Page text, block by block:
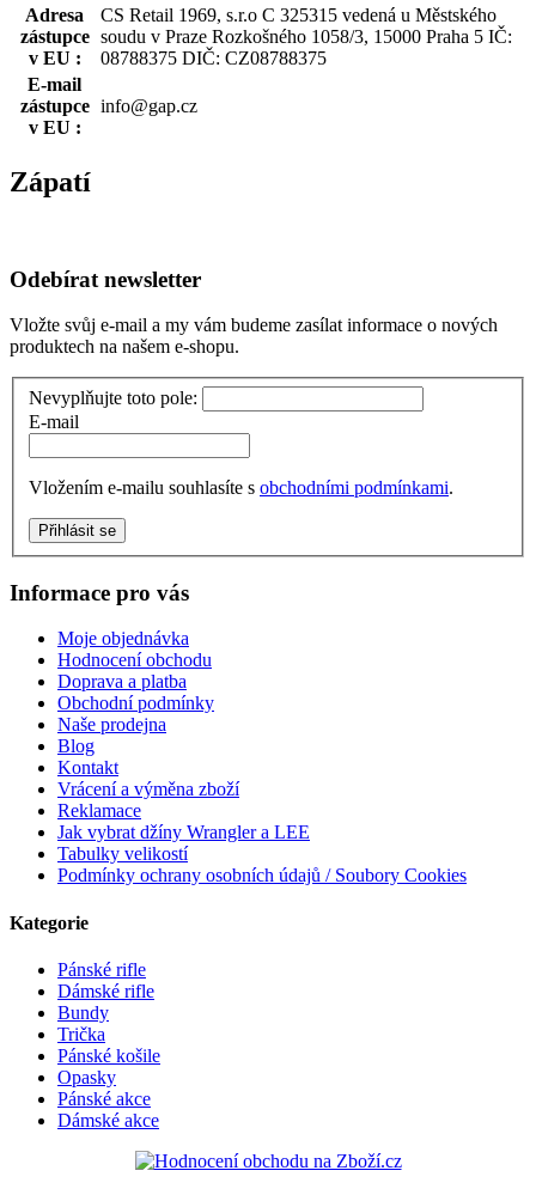
Adresa
zástupce
v EU :
CS Retail 1969, s.r.o C 325315 vedená u Městského
soudu v Praze Rozkošného 1058/3, 15000 Praha 5 IČ:
08788375 DIČ: CZ08788375
E-mail
zástupce
v EU :
info@gap.cz
Zápatí
Odebírat newsletter
Vložte svůj e-mail a my vám budeme zasílat informace o nových
produktech na našem e-shopu.
Nevyplňujte toto pole:
E-mail
Vložením e-mailu souhlasíte s obchodními podmínkami.
Přihlásit se
Informace pro vás
Moje objednávka
Hodnocení obchodu
Doprava a platba
Obchodní podmínky
Naše prodejna
Blog
Kontakt
Vrácení a výměna zboží
Reklamace
Jak vybrat džíny Wrangler a LEE
Tabulky velikostí
Podmínky ochrany osobních údajů / Soubory Cookies
Kategorie
Pánské rifle
Dámské rifle
Bundy
Trička
Pánské košile
Opasky
Pánské akce
Dámské akce